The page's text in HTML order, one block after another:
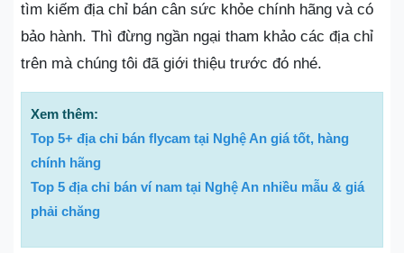
tìm kiếm địa chỉ bán cân sức khỏe chính hãng và có
bảo hành. Thì đừng ngần ngại tham khảo các địa chỉ
trên mà chúng tôi đã giới thiệu trước đó nhé.
Xem thêm:
Top 5+ địa chỉ bán flycam tại Nghệ An giá tốt, hàng
chính hãng
Top 5 địa chỉ bán ví nam tại Nghệ An nhiều mẫu & giá
phải chăng